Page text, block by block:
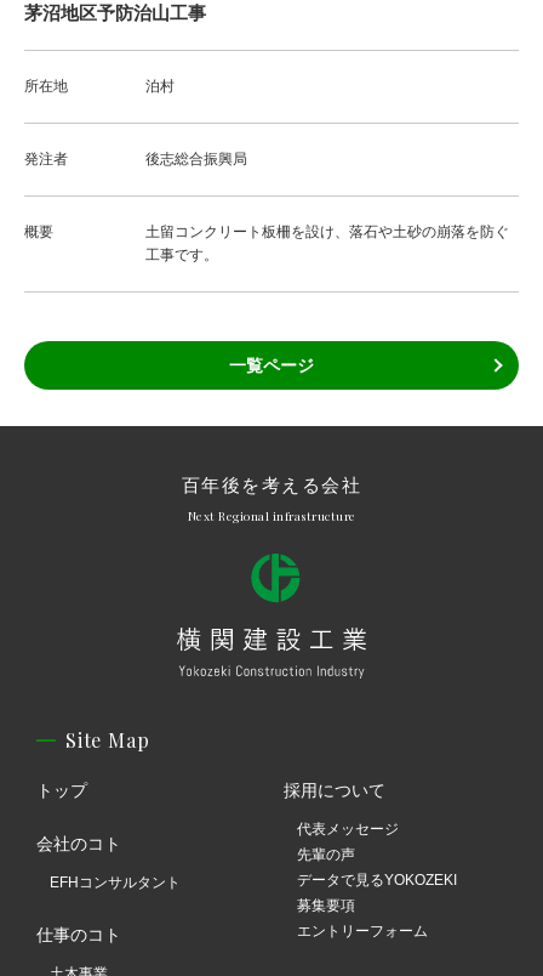
茅沼地区予防治山工事
所在地 泊村
発注者 後志総合振興局
概要
土留コンクリート板柵を設け、落石や土砂の崩落を防ぐ
工事です。
一覧ページ
百年後を考える会社
Next Regional infrastructure
Site Map
トップ
会社のコト
EFHコンサルタント
仕事のコト
採用について
代表メッセージ
先輩の声
データで見るYOKOZEKI
募集要項
エントリーフォーム